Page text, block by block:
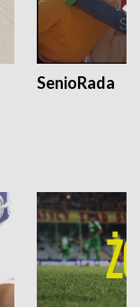
SenioRada